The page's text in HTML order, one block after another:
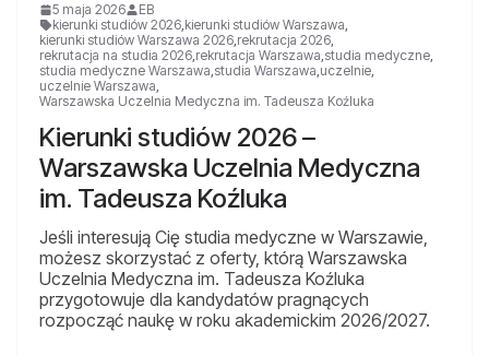
5 maja 2026
EB
kierunki studiów 2026,kierunki studiów Warszawa,
kierunki studiów Warszawa 2026,rekrutacja 2026,
rekrutacja na studia 2026,rekrutacja Warszawa,studia medyczne,
studia medyczne Warszawa,studia Warszawa,uczelnie,
uczelnie Warszawa,
Warszawska Uczelnia Medyczna im. Tadeusza Koźluka
Kierunki studiów 2026 –
Warszawska Uczelnia Medyczna
im. Tadeusza Koźluka
Jeśli interesują Cię studia medyczne w Warszawie,
możesz skorzystać z oferty, którą Warszawska
Uczelnia Medyczna im. Tadeusza Koźluka
przygotowuje dla kandydatów pragnących
rozpocząć naukę w roku akademickim 2026/2027.